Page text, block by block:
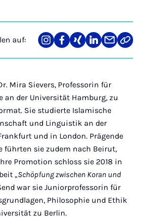
auf:
Teilen
auf
Teilen
auf
Teilen
auf
Teilen
auf
Teilen
über
Link
Mira Sievers, Professorin für
an der Universität Hamburg, zu
Sie studierte Islamische
und Linguistik an der
und in London. Prägende
führten sie zudem nach Beirut,
Promotion schloss sie 2018 in
„Schöpfung zwischen Koran und
war sie Juniorprofessorin für
Philosophie und Ethik
zu Berlin.